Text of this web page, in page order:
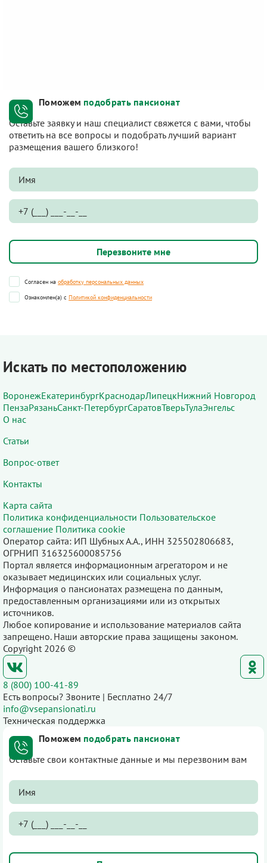
Поможем подобрать пансионат
Оставьте заявку и наш специалист свяжется с вами, чтобы
ответить на все вопросы и подобрать лучший вариант
размещения вашего близкого!
Согласен на обработку персональных данных
Ознакомлен(а) с Политикой конфиденциальности
Искать по местоположению
ВоронежЕкатеринбургКраснодарЛипецкНижний Новгород
ПензаРязаньСанкт-ПетербургСаратовТверьТулаЭнгельс
О нас
Статьи
Вопрос-ответ
Контакты
Карта сайта
Политика конфиденциальности Пользовательское
соглашение Политика cookie
Оператор сайта: ИП Шубных А.А., ИНН 325502806683,
ОГРНИП 316325600085756
Портал является информационным агрегатором и не
оказывает медицинских или социальных услуг.
Информация о пансионатах размещена по данным,
предоставленным организациями или из открытых
источников.
Любое копирование и использование материалов сайта
запрещено. Наши авторские права защищены законом.
Copyright 2026 ©
8 (800) 100-41-89
Есть вопросы? Звоните | Бесплатно 24/7
info@vsepansionati.ru
Техническая поддержка
Поможем подобрать пансионат
Оставьте свои контактные данные и мы перезвоним вам